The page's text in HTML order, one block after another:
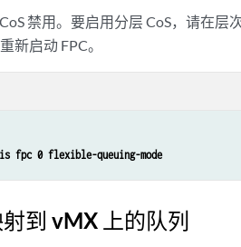
禁用。要启用分层 CoS，请在层
新启动 FPC。
fpc 0 flexible-queuing-mode
到 vMX 上的队列